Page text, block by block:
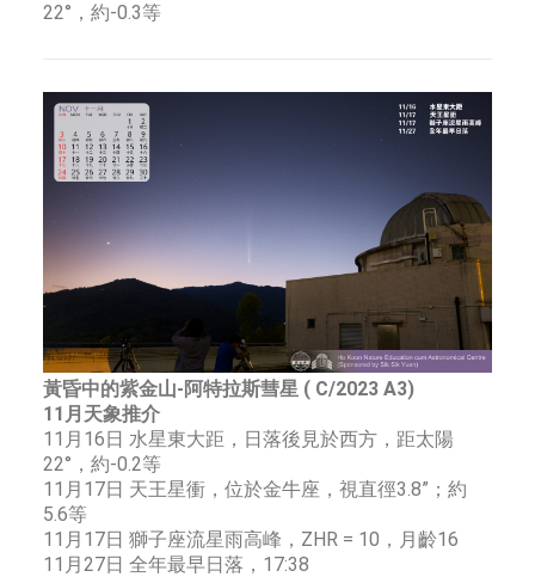
22°，約-0.3等
黃昏中的紫金山-阿特拉斯彗星 ( C/2023 A3)
11月天象推介
11月16日 水星東大距，日落後見於西方，距太陽
22°，約-0.2等
11月17日 天王星衝，位於金牛座，視直徑3.8”；約
5.6等
11月17日 獅子座流星雨高峰，ZHR = 10，月齡16
11月27日 全年最早日落，17:38